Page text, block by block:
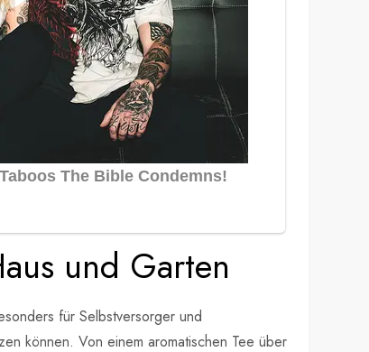
und Garten
für Selbstversorger und
können. Von einem aromatischen Tee über